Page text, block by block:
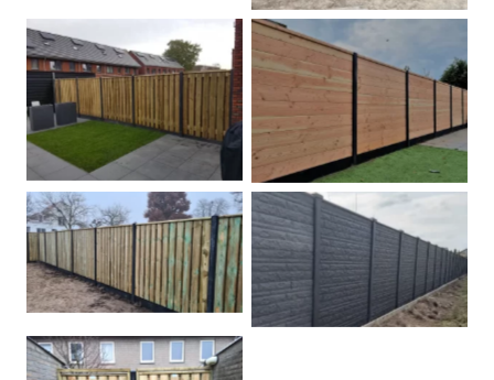
Betonpalen schutting Douglas
Hout beton schuttingen Rots motief antraciet